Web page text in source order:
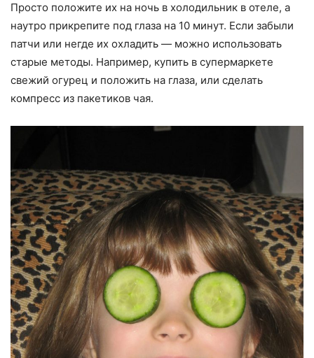
Просто положите их на ночь в холодильник в отеле, а
наутро прикрепите под глаза на 10 минут. Если забыли
патчи или негде их охладить — можно использовать
старые методы. Например, купить в супермаркете
свежий огурец и положить на глаза, или сделать
компресс из пакетиков чая.